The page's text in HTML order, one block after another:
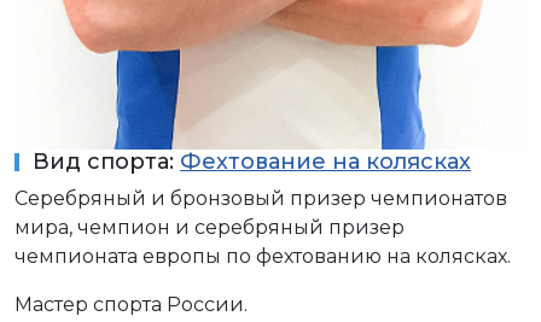
Вид спорта: Фехтование на колясках
Серебряный и бронзовый призер чемпионатов
мира, чемпион и серебряный призер
чемпионата европы по фехтованию на колясках.
Мастер спорта России.